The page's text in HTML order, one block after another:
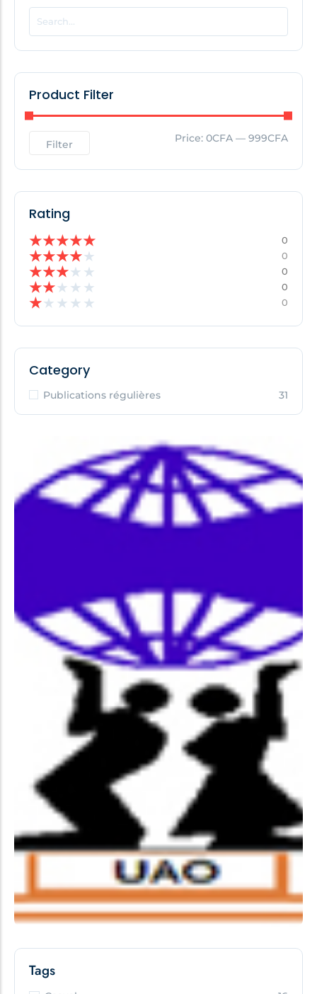
POPULAR THIS WEEK
No Posts Found!
No Posts Found!
Product Filter
Filter Price: 0CFA — 999CFA
Rating
★★★★★ 0
★★★★★ 0
★★★★ ★ 0
★★★ ★ ★ 0
★★ ★ ★ ★ 0
Category
Publications régulières 31
Tags